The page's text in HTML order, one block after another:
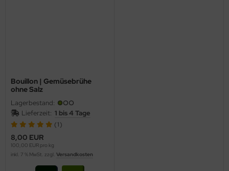
Bouillon | Gemüsebrühe
ohne Salz
Lagerbestand:
Lieferzeit: 1 bis 4 Tage
(1)
8,00 EUR
100,00 EUR pro kg
inkl. 7 % MwSt. zzgl. Versandkosten